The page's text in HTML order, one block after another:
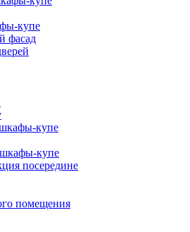
купе
фасад
купе
купе
посередине
помещения